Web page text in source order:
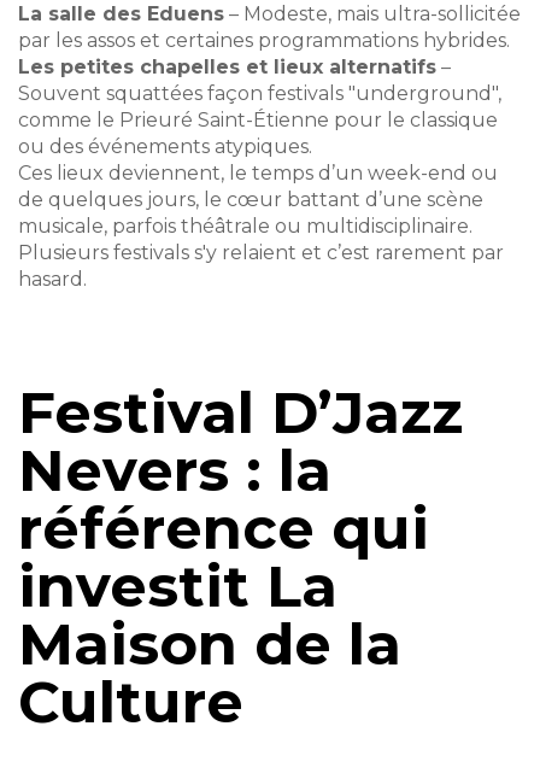
La salle des Eduens – Modeste, mais ultra-sollicitée
par les assos et certaines programmations hybrides.
Les petites chapelles et lieux alternatifs –
Souvent squattées façon festivals "underground",
comme le Prieuré Saint-Étienne pour le classique
ou des événements atypiques.
Ces lieux deviennent, le temps d’un week-end ou
de quelques jours, le cœur battant d’une scène
musicale, parfois théâtrale ou multidisciplinaire.
Plusieurs festivals s'y relaient et c’est rarement par
hasard.
Festival D’Jazz
Nevers : la
référence qui
investit La
Maison de la
Culture